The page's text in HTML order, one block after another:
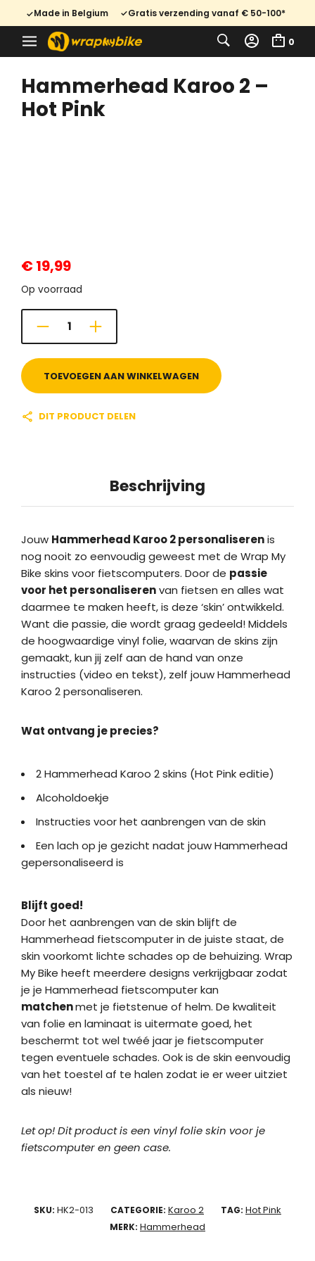
Made in Belgium Gratis verzending vanaf € 50-100*
0
Hammerhead Karoo 2 –
Hot Pink
€19,99
Op voorraad
TOEVOEGEN AAN WINKELWAGEN
DIT PRODUCT DELEN
Beschrijving
Jouw Hammerhead Karoo 2 personaliserenis
nog nooit zo eenvoudig geweest met de Wrap My
Bike skins voor fietscomputers. Door de passie
voor het personaliserenvan fietsen en alles wat
daarmee te maken heeft, is deze ‘skin’ ontwikkeld.
Want die passie, die wordt graag gedeeld! Middels
de hoogwaardige vinyl folie, waarvan de skins zijn
gemaakt, kun jij zelf aan de hand van onze
instructies (video en tekst), zelf jouw Hammerhead
Karoo 2 personaliseren.
Wat ontvang je precies?
2 Hammerhead Karoo 2 skins (Hot Pink editie)
Alcoholdoekje
Instructies voor het aanbrengen van de skin
Een lach op je gezicht nadat jouw Hammerhead
gepersonaliseerd is
Blijft goed!
Door het aanbrengen van de skin blijft de
Hammerhead fietscomputer in de juiste staat, de
skin voorkomt lichte schades op de behuizing. Wrap
My Bike heeft meerdere designs verkrijgbaar zodat
je je Hammerhead fietscomputer kan
matchenmet je fietstenue of helm. De kwaliteit
van folie en laminaat is uitermate goed, het
beschermt tot wel twéé jaar je fietscomputer
tegen eventuele schades. Ook is de skin eenvoudig
van het toestel af te halen zodat ie er weer uitziet
als nieuw!
Let op! Dit product is een vinyl folie skin voor je
fietscomputer en geen case.
SKU: HK2-013 CATEGORIE: Karoo 2 TAG: Hot Pink
MERK: Hammerhead